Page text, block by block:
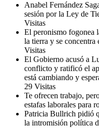
Anabel Fernández
sesión por la Ley de
Visitas
El peronismo fogonea
la tierra y se
Visitas
El Gobierno acusó a
conflicto y ratificó el
está cambiando y
29 Visitas
Te ofrecen trabajo,
estafas laborales para
Patricia Bullrich pidió
la intromisión política